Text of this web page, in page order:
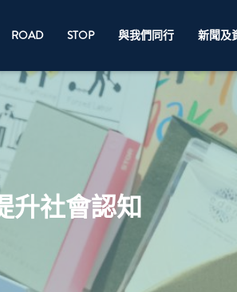
ROAD STOP 與我們同行 新聞及
升社會認知